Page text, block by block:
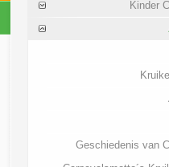
Kinder
Geschiedenis van